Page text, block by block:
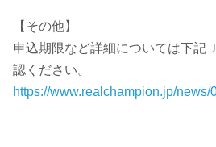
【その他】
申込期限など詳細については下記
認ください。
https://www.realchampion.jp/news/